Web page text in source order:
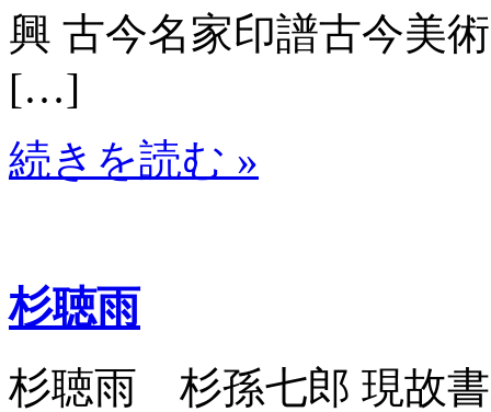
興 古今名家印譜古今美
[…]
続きを読む »
杉聴雨
杉聴雨 杉孫七郎 現故書